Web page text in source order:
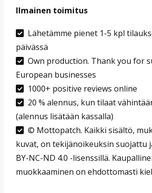
Silitettävä
Margarita
Drinkki
Patch
määrä
Ilmainen toimitus
Lähetämme pienet 1-5 kpl
päivässä
Own production. Thank you for
European businesses
1000+ positive reviews online
20 % alennus, kun tilaat
(alennus lisätään kassalla)
© Mottopatch. Kaikki sisältö,
kuvat, on tekijänoikeuksin suojattu
BY-NC-ND 4.0 -lisenssillä.
muokkaaminen on ehdottomasti